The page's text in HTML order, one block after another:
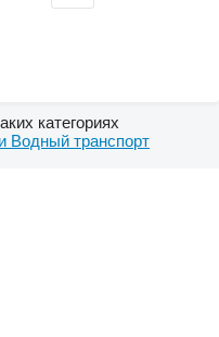
категориях
Водный транспорт